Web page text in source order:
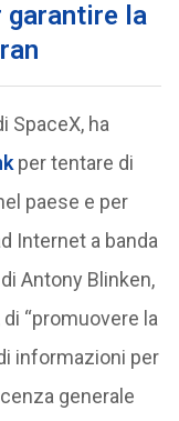
garantire la
SpaceX, ha
per tentare di
paese e per
Internet a banda
Antony Blinken,
“promuovere la
informazioni per
generale